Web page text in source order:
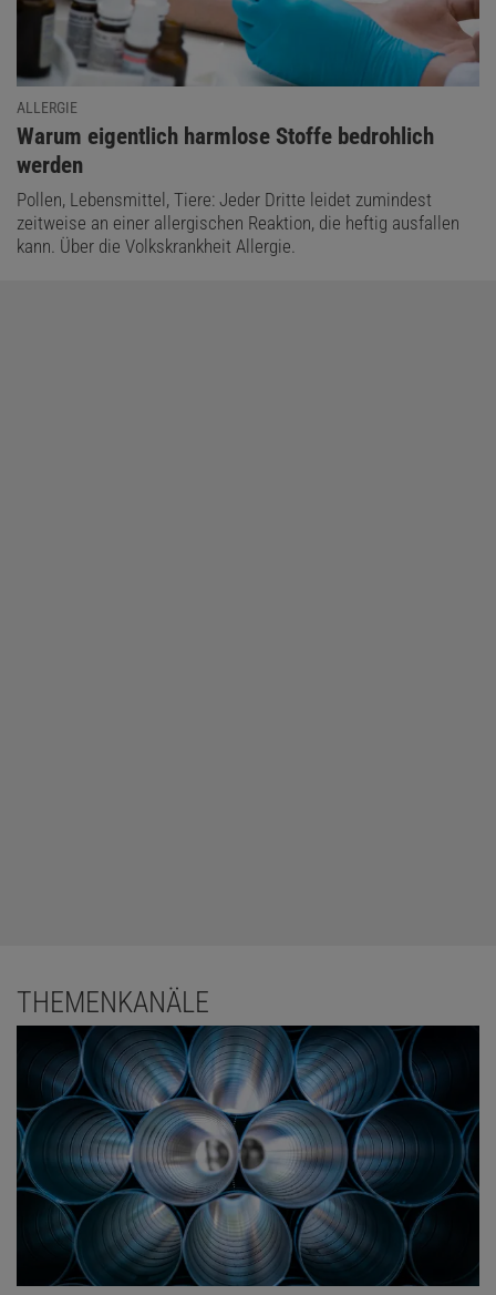
ALLERGIE
:
Warum eigentlich harmlose Stoffe bedrohlich
werden
Pollen, Lebensmittel, Tiere: Jeder Dritte leidet zumindest
zeitweise an einer allergischen Reaktion, die heftig ausfallen
kann. Über die Volkskrankheit Allergie.
THEMENKANÄLE